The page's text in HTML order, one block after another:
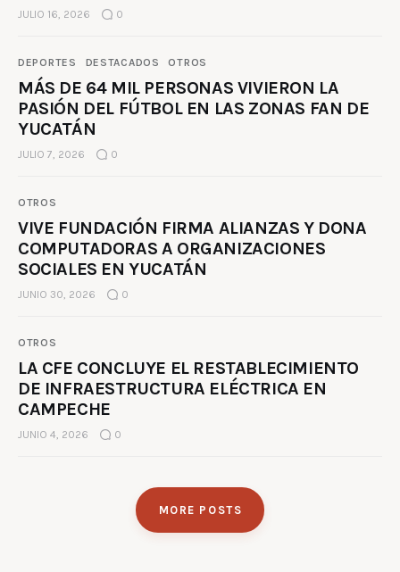
JULIO 16, 2026 0
DEPORTES DESTACADOS OTROS
MÁS DE 64 MIL PERSONAS VIVIERON LA
PASIÓN DEL FÚTBOL EN LAS ZONAS FAN DE
YUCATÁN
JULIO 7, 2026 0
OTROS
VIVE FUNDACIÓN FIRMA ALIANZAS Y DONA
COMPUTADORAS A ORGANIZACIONES
SOCIALES EN YUCATÁN
JUNIO 30, 2026 0
OTROS
LA CFE CONCLUYE EL RESTABLECIMIENTO
DE INFRAESTRUCTURA ELÉCTRICA EN
CAMPECHE
JUNIO 4, 2026 0
MORE POSTS